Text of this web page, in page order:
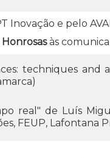
Inovação e pelo
às
techniques and
real" de Luís
FEUP, Lafontana